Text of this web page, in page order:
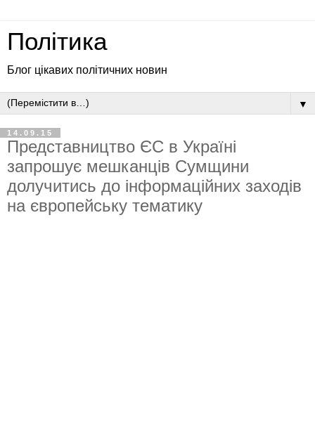
Політика
Блог цікавих політичних новин
▼
14.09.15
Представництво ЄС в Україні
запрошує мешканців Сумщини
долучитись до інформаційних заходів
на європейську тематику